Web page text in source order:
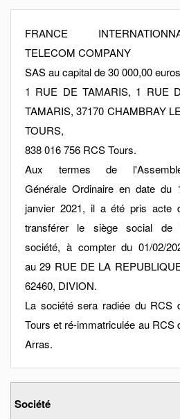
FRANCE
TELECOM COMPANY
SAS au capital de 30 000,00
1 RUE DE TAMARIS, 1 RUE
TAMARIS, 37170 CHAMBRAY
TOURS,
838 016 756 RCS Tours.
Aux termes de
Générale Ordinaire en date du
janvier 2021, il a été pris acte
transférer le siège social de
société, à compter du 01/02/
au 29 RUE DE LA
62460, DIVION.
La société sera radiée du RCS
Tours et ré-immatriculée au RCS
Arras.
Société